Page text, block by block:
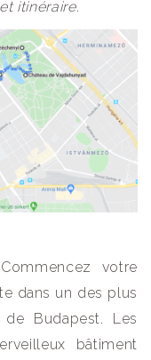
itinéraire.
votre
dans un des plus
de Budapest. Les
bâtiment